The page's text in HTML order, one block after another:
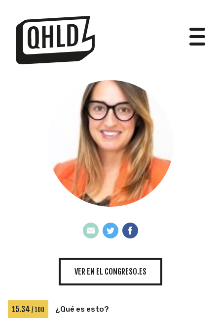
DIPUTADOS
GRUPOS
INICIATIVAS
TEMÁTICAS
VER EN EL CONGRESO.ES
15.34 / 100 ¿Qué es esto?